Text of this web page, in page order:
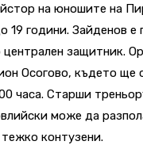
на юношите на
19 години. Зайденов
защитник.
Осогово, където ще
часа. Старши
може да
контузени.